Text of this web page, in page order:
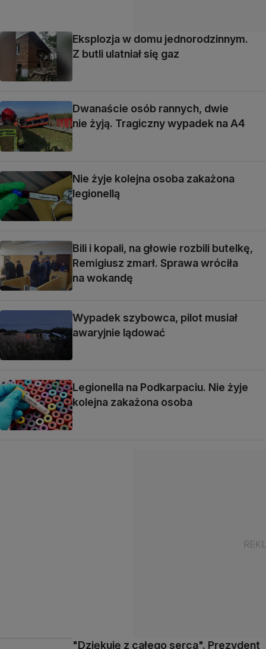
Eksplozja w domu jednorodzinnym.
Z butli ulatniał się gaz
Dwanaście osób rannych, dwie
nie żyją. Tragiczny wypadek na A4
Nie żyje kolejna osoba zakażona
legionellą
Bili i kopali, na głowie rozbili butelkę,
Remigiusz zmarł. Sprawa wróciła
na wokandę
Wypadek szybowca, pilot musiał
awaryjnie lądować
Legionella na Podkarpaciu. Nie żyje
kolejna zakażona osoba
"Dziękuję z całego serca". Prezydent